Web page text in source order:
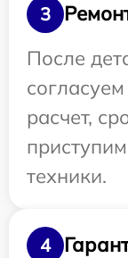
3
После
расчет,
техники.
4